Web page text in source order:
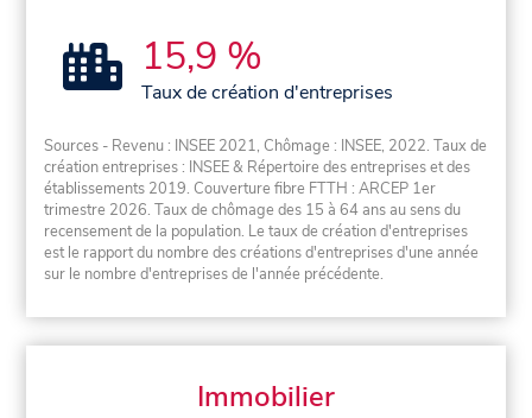
15,9 %
Taux de création d'entreprises
Sources - Revenu : INSEE 2021, Chômage : INSEE, 2022. Taux de
création entreprises : INSEE & Répertoire des entreprises et des
établissements 2019. Couverture fibre FTTH : ARCEP 1er
trimestre 2026. Taux de chômage des 15 à 64 ans au sens du
recensement de la population. Le taux de création d'entreprises
est le rapport du nombre des créations d'entreprises d'une année
sur le nombre d'entreprises de l'année précédente.
Immobilier